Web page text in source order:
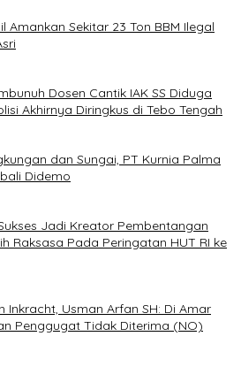
Amankan Sekitar 23 Ton BBM Ilegal
Dosen Cantik IAK SS Diduga
Akhirnya Diringkus di Tebo Tengah
dan Sungai, PT Kurnia Palma
Didemo
Jadi Kreator Pembentangan
Raksasa Pada Peringatan HUT RI ke
Inkracht, Usman Arfan SH: Di Amar
Penggugat Tidak Diterima (NO)